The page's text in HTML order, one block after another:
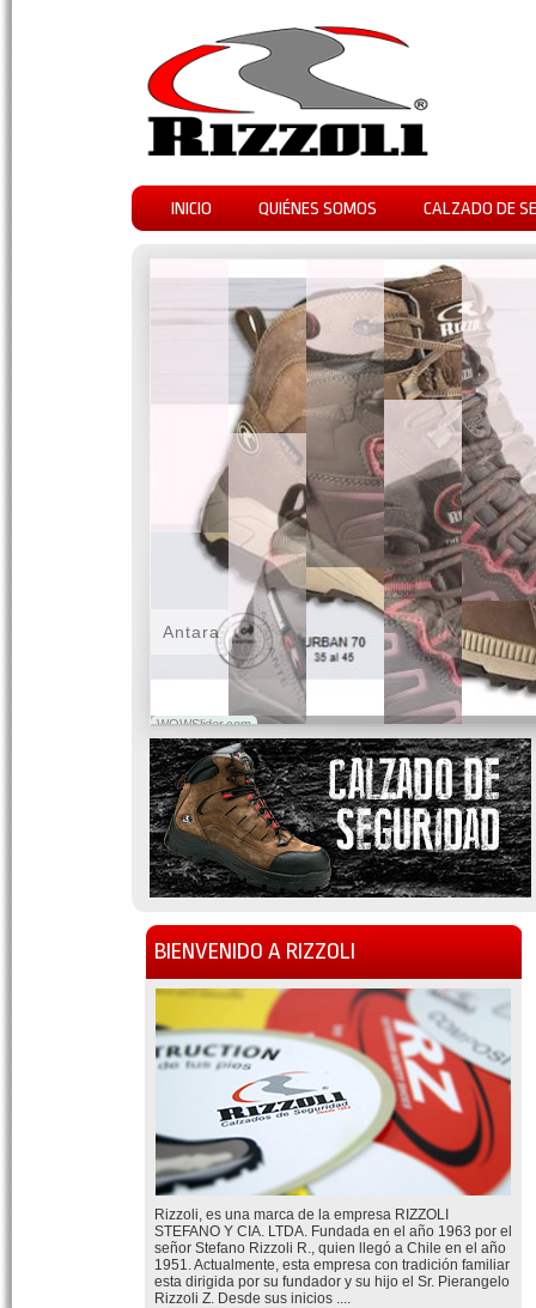
INICIO QUIÉNES SOMOS CALZADO DE
WOWSlider.com
Antara
BIENVENIDO A RIZZOLI
Rizzoli, es una marca de la empresa RIZZOLI
STEFANO Y CIA. LTDA. Fundada en el año 1963 por el
señor Stefano Rizzoli R., quien llegó a Chile en el año
1951. Actualmente, esta empresa con tradición familiar
esta dirigida por su fundador y su hijo el Sr. Pierangelo
Rizzoli Z. Desde sus inicios ....